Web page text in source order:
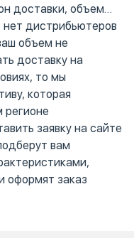
доставки, объем…
нет дистрибьютеров
объем не
доставку на
то мы
которая
регионе
заявку на сайте
вам
оформят заказ